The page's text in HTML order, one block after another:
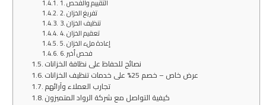
1. التقييم والفحص
2. تفريغ الخزان
3. تنظيف الخزان
4. تعقيم الخزان
5. إعادة ملء الخزان
6. فحص أخير
نصائح للحفاظ على نظافة الخزانات
عرض خاص – خصم 25% على خدمات تنظيف الخزانات
تجارب العملاء وآرائهم
كيفية التواصل مع شركة الرواد المتميزون